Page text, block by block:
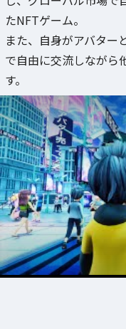
たNFTゲーム。
また、自身がアバター
で自由に交流しながら
す。